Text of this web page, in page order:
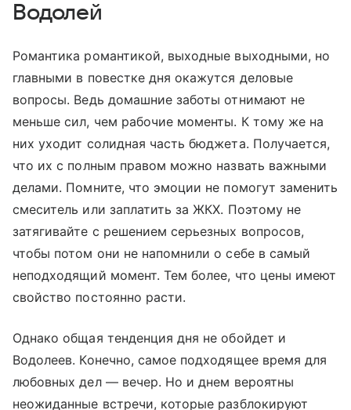
Водолей
Романтика романтикой, выходные выходными, но
главными в повестке дня окажутся деловые
вопросы. Ведь домашние заботы отнимают не
меньше сил, чем рабочие моменты. К тому же на
них уходит солидная часть бюджета. Получается,
что их с полным правом можно назвать важными
делами. Помните, что эмоции не помогут заменить
смеситель или заплатить за ЖКХ. Поэтому не
затягивайте с решением серьезных вопросов,
чтобы потом они не напомнили о себе в самый
неподходящий момент. Тем более, что цены имеют
свойство постоянно расти.
Однако общая тенденция дня не обойдет и
Водолеев. Конечно, самое подходящее время для
любовных дел — вечер. Но и днем вероятны
неожиданные встречи, которые разблокируют